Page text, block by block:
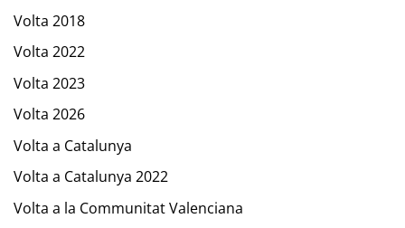
Volta 2018
Volta 2022
Volta 2023
Volta 2026
Volta a Catalunya
Volta a Catalunya 2022
Volta a la Communitat Valenciana